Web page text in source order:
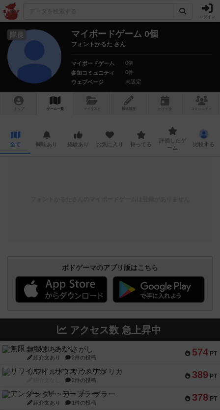
ログイン
隊長 マイボードゲーム 0個
フォントかるた さん
マイボードゲーム
0個
参加コミュニティ
0件
ウェブページ
未設定
トップ ゲーム一覧 マイリスト 投稿履歴 ボ ドゲ コミュニティ
全て 興味あり 経験あり お気に入り 持ってる
評価したゲ
ーム
比較する
ボドゲーマのアプリ版はこちら
アクセス数 急上昇中
574 PT
無限まちがいさがし
紹介文あり 2件の投稿
389 PT
リワイルド：サウスアメリカ
2件の投稿
378 PT
アンダー・ザ・テーブラー
紹介文あり 1件の投稿